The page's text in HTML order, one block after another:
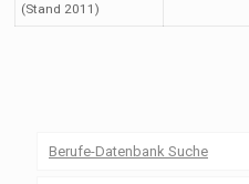
(Stand 2011)
Berufe-Datenbank Suche